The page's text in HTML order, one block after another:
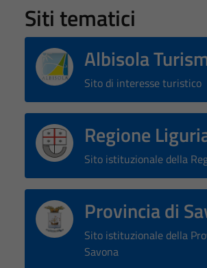
Siti tematici
Albisola
Sito di interesse turistico
Regione
Sito istituzionale della
Provincia di
Sito istituzionale della
Savona